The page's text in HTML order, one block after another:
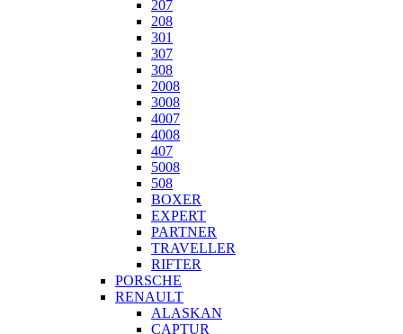
207
208
301
307
308
2008
3008
4007
4008
407
5008
508
BOXER
EXPERT
PARTNER
TRAVELLER
RIFTER
PORSCHE
RENAULT
ALASKAN
CAPTUR